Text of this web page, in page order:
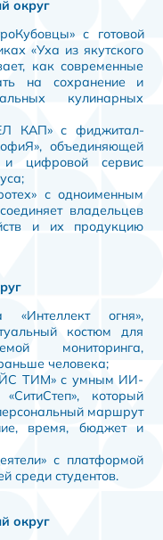
округ
с готовой
«Уха из якутского
как современные
на сохранение и
кулинарных
КАП» с фиджитал-
объединяющей
и цифровой сервис
с одноименным
владельцев
и их продукцию
огня»,
костюм для
мониторинга,
человека;
ТИМ» с умным ИИ-
который
маршрут
время, бюджет и
с платформой
среди студентов.
округ